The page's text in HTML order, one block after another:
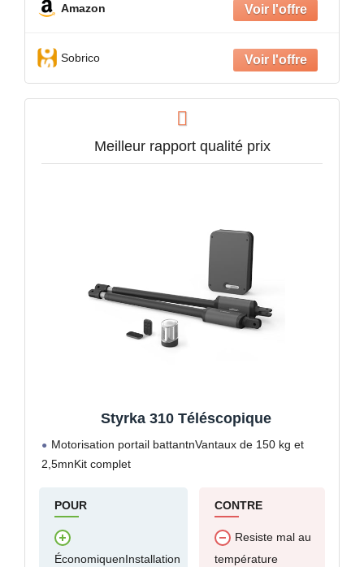
Amazon
Sobrico
Meilleur rapport qualité prix
Styrka 310 Téléscopique
Motorisation portail battantnVantaux de 150 kg et
2,5mnKit complet
POUR
ÉconomiquenInstallation
CONTRE
Resiste mal au
température